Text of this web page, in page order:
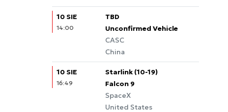
10 SIE
14:00
TBD
Unconfirmed Vehicle
CASC
China
10 SIE
16:49
Starlink (10-19)
Falcon 9
SpaceX
United States